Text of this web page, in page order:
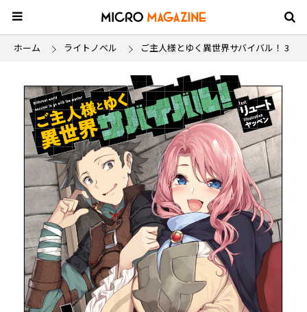
ホーム ライトノベル ご主人様とゆく異世界サバイバル！ 3